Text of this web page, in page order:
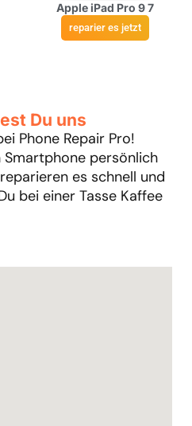
Apple iPad Pro 9 7
reparier es jetzt
Du uns
Phone Repair Pro!
Smartphone persönlich
es schnell und
bei einer Tasse Kaffee